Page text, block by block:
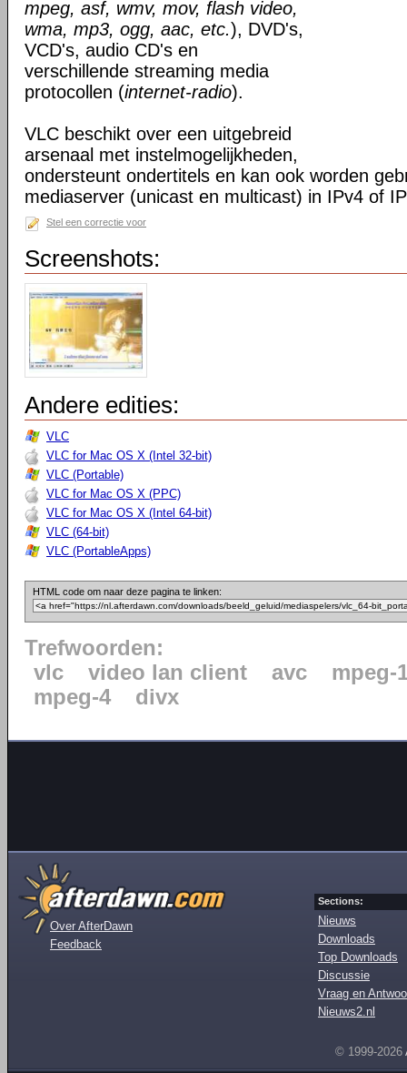
mpeg, asf, wmv, mov, flash video,
wma, mp3, ogg, aac, etc.), DVD's,
VCD's, audio CD's en
verschillende streaming media
protocollen (internet-radio).
VLC beschikt over een uitgebreid
arsenaal met instelmogelijkheden,
ondersteunt ondertitels en kan ook worden
mediaserver (unicast en multicast) in IPv4 of
Stel een correctie voor
Screenshots:
Andere edities:
VLC
VLC for Mac OS X (Intel 32-bit)
VLC (Portable)
VLC for Mac OS X (PPC)
VLC for Mac OS X (Intel 64-bit)
VLC (64-bit)
VLC (PortableApps)
HTML code om naar deze pagina te linken:
Trefwoorden:
vlc
video lan client avc
mpeg-
mpeg-4
divx
Over AfterDawn
Feedback
Sections:
Nieuws
Downloads
Top Downloads
Discussie
Vraag en
Nieuws2.nl
© 1999-2026